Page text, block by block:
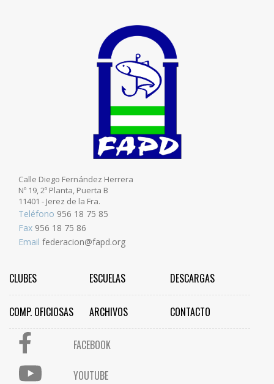
Calle Diego Fernández Herrera
Nº 19, 2º Planta, Puerta B
11401 - Jerez de la Fra.
Teléfono 956 18 75 85
Fax 956 18 75 86
Email federacion@fapd.org
CLUBES ESCUELAS DESCARGAS
COMP. OFICIOSAS ARCHIVOS CONTACTO
FACEBOOK
YOUTUBE